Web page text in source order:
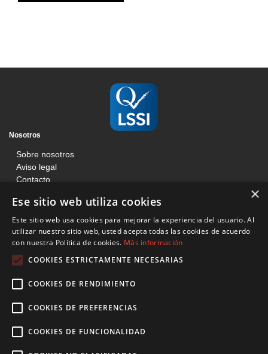
Nosotros
Sobre nosotros
Aviso legal
Contacto
Términos y condiciones
Condiciones de venta web
Política de cookies
C/ Mossen Jacinto Verdaguer, 201, Local, Sant Boi de Llobregat 08830
btomas@basculasfranciscotomas.com
×
Ese sitio web utiliza cookies
Este sitio web usa cookies para mejorar la experiencia del usuario. Al
utilizar nuestro sitio web, usted acepta todas las cookies de acuerdo
con nuestra Política de cookies. Más información
COOKIES ESTRICTAMENTE NECESARIAS
COOKIES DE RENDIMIENTO
COOKIES DE PREFERENCIAS
COOKIES DE FUNCIONALIDAD